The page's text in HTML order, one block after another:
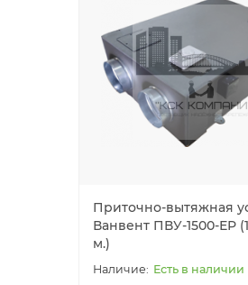
Приточно-вытяжная
Ванвент ПВУ-1500-ЕР
м.)
Есть в наличии